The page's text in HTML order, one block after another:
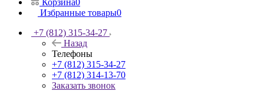
Корзина0
Избранные товары0
+7 (812) 315-34-27
Назад
Телефоны
+7 (812) 315-34-27
+7 (812) 314-13-70
Заказать звонок